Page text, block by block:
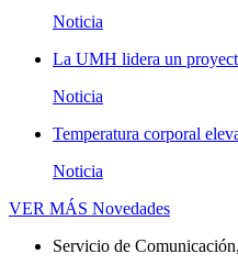
Noticia
La UMH lidera un
Noticia
Temperatura corporal
Noticia
VER MÁS Novedades
Servicio de